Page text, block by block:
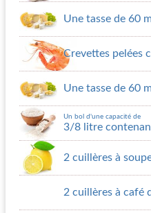
Une tasse de 60
Crevettes pelées
Une tasse de 60
Un bol d'une capacité de
3/8 litre
2 cuillères à
2 cuillères à café